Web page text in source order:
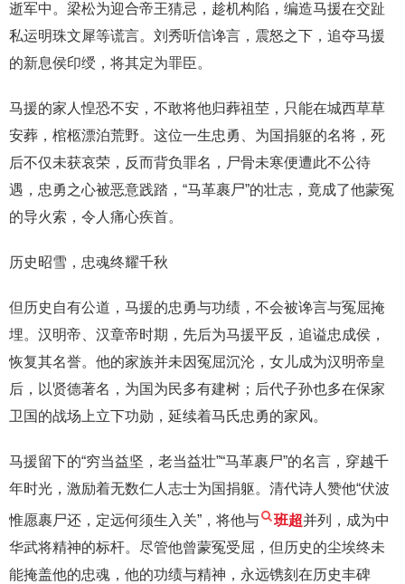
逝军中。梁松为迎合帝王猜忌，趁机构陷，编造马援在交趾
私运明珠文犀等谎言。刘秀听信谗言，震怒之下，追夺马援
的新息侯印绶，将其定为罪臣。
马援的家人惶恐不安，不敢将他归葬祖茔，只能在城西草草
安葬，棺柩漂泊荒野。这位一生忠勇、为国捐躯的名将，死
后不仅未获哀荣，反而背负罪名，尸骨未寒便遭此不公待
遇，忠勇之心被恶意践踏，“马革裹尸”的壮志，竟成了他蒙冤
的导火索，令人痛心疾首。
历史昭雪，忠魂终耀千秋
但历史自有公道，马援的忠勇与功绩，不会被谗言与冤屈掩
埋。汉明帝、汉章帝时期，先后为马援平反，追谥忠成侯，
恢复其名誉。他的家族并未因冤屈沉沦，女儿成为汉明帝皇
后，以贤德著名，为国为民多有建树；后代子孙也多在保家
卫国的战场上立下功勋，延续着马氏忠勇的家风。
马援留下的“穷当益坚，老当益壮”“马革裹尸”的名言，穿越千
年时光，激励着无数仁人志士为国捐躯。清代诗人赞他“伏波
惟愿裹尸还，定远何须生入关”，将他与 班超并列，成为中
华武将精神的标杆。尽管他曾蒙冤受屈，但历史的尘埃终未
能掩盖他的忠魂，他的功绩与精神，永远镌刻在历史丰碑